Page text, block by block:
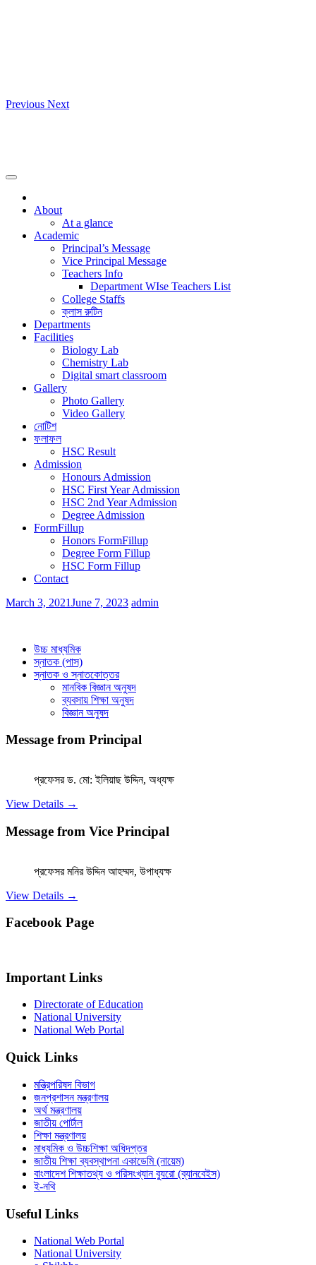
Previous Next
About
At a glance
Academic
Principal’s Message
Vice Principal Message
Teachers Info
Department WIse Teachers List
College Staffs
ক্লাস রুটিন
Departments
Facilities
Biology Lab
Chemistry Lab
Digital smart classroom
Gallery
Photo Gallery
Video Gallery
নোটিশ
ফলাফল
HSC Result
Admission
Honours Admission
HSC First Year Admission
HSC 2nd Year Admission
Degree Admission
FormFillup
Honors FormFillup
Degree Form Fillup
HSC Form Fillup
Contact
March 3, 2021June 7, 2023 admin
উচ্চ মাধ্যমিক
স্নাতক (পাস)
স্নাতক ও স্নাতকোত্তর
মানবিক বিজ্ঞান অনুষদ
ব্যবসায় শিক্ষা অনুষদ
বিজ্ঞান অনুষদ
Message from Principal
প্রফেসর ড. মো: ইলিয়াছ উদ্দিন, অধ্যক্ষ
View Details →
Message from Vice Principal
প্রফেসর মনির উদ্দিন আহম্মদ, উপাধ্যক্ষ
View Details →
Facebook Page
Important Links
Directorate of Education
National University
National Web Portal
Quick Links
মন্ত্রিপরিষদ বিভাগ
জনপ্রশাসন মন্ত্রণালয়
অর্থ মন্ত্রণালয়
জাতীয় পোর্টাল
শিক্ষা মন্ত্রণালয়
মাধ্যমিক ও উচ্চশিক্ষা অধিদপ্তর
জাতীয় শিক্ষা ব্যবস্থাপনা একাডেমি (নায়েম)
বাংলাদেশ শিক্ষাতথ্য ও পরিসংখ্যান ব্যুরো (ব্যানবেইস)
ই-নথি
Useful Links
National Web Portal
National University